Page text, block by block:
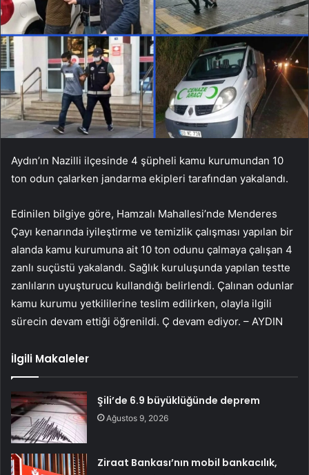
Aydın’ın Nazilli ilçesinde 4 şüpheli kamu kurumundan 10
ton odun çalarken jandarma ekipleri tarafından yakalandı.
Edinilen bilgiye göre, Hamzalı Mahallesi’nde Menderes
Çayı kenarında iyileştirme ve temizlik çalışması yapılan bir
alanda kamu kurumuna ait 10 ton odunu çalmaya çalışan 4
zanlı suçüstü yakalandı. Sağlık kuruluşunda yapılan testte
zanlıların uyuşturucu kullandığı belirlendi. Çalınan odunlar
kamu kurumu yetkililerine teslim edilirken, olayla ilgili
sürecin devam ettiği öğrenildi. Ç devam ediyor. – AYDIN
İlgili Makaleler
Şili’de 6.9 büyüklüğünde deprem
Ağustos 9, 2026
Ziraat Bankası’nın mobil bankacılık,